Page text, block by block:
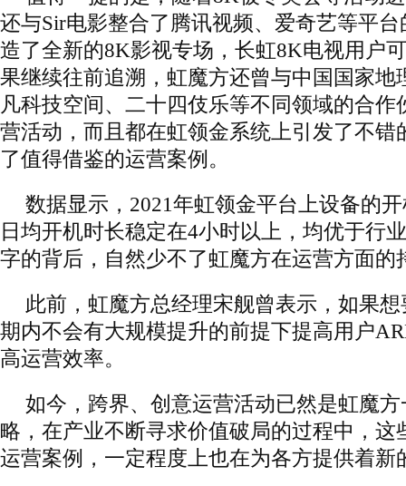
还与Sir电影整合了腾讯视频、爱奇艺等平
造了全新的8K影视专场，长虹8K电视用户
果继续往前追溯，虹魔方还曾与中国国家地
凡科技空间、二十四伎乐等不同领域的合作
营活动，而且都在虹领金系统上引发了不错
了值得借鉴的运营案例。
数据显示，2021年虹领金平台上设备的
日均开机时长稳定在4小时以上，均优于行
字的背后，自然少不了虹魔方在运营方面的
此前，虹魔方总经理宋舰曾表示，如果
期内不会有大规模提升的前提下提高用户
高运营效率。
如今，跨界、创意运营活动已然是虹魔
略，在产业不断寻求价值破局的过程中，这
运营案例，一定程度上也在为各方提供着新